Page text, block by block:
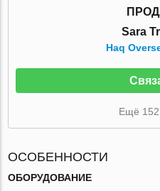
Sara
Haq
Ещё 152
ОСОБЕННОСТИ
ОБОРУДОВАНИЕ